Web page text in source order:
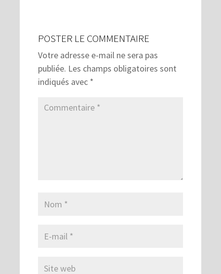
POSTER LE COMMENTAIRE
Votre adresse e-mail ne sera pas
publiée. Les champs obligatoires sont
indiqués avec *